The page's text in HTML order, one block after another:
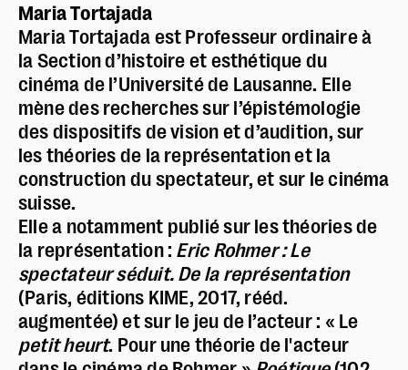
Police dyslexie :non
Taille du texte :par défaut
Contrastes :par défaut
Maria Tortajada
Maria Tortajada est Professeur ordinaire à
la Section d’histoire et esthétique du
cinéma de l’Université de Lausanne. Elle
mène des recherches sur l’épistémologie
des dispositifs de vision et d’audition, sur
les théories de la représentation et la
construction du spectateur, et sur le cinéma
suisse.
Elle a notamment publié sur les théories de
la représentation : Eric Rohmer : Le
spectateur séduit. De la représentation
(Paris, éditions KIME, 2017, rééd.
augmentée) et sur le jeu de l’acteur : « Le
petit heurt. Pour une théorie de l'acteur